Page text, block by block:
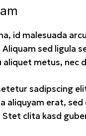
id malesuada
sed ligula
metus, nec
sadipscing
aliquyam erat,
clita kasd